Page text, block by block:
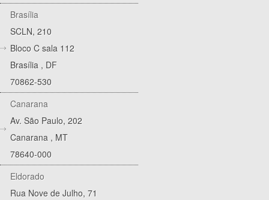
Brasília
SCLN, 210
Bloco C sala 112
Brasília , DF
70862-530
Canarana
Av. São Paulo, 202
Canarana , MT
78640-000
Eldorado
Rua Nove de Julho, 71